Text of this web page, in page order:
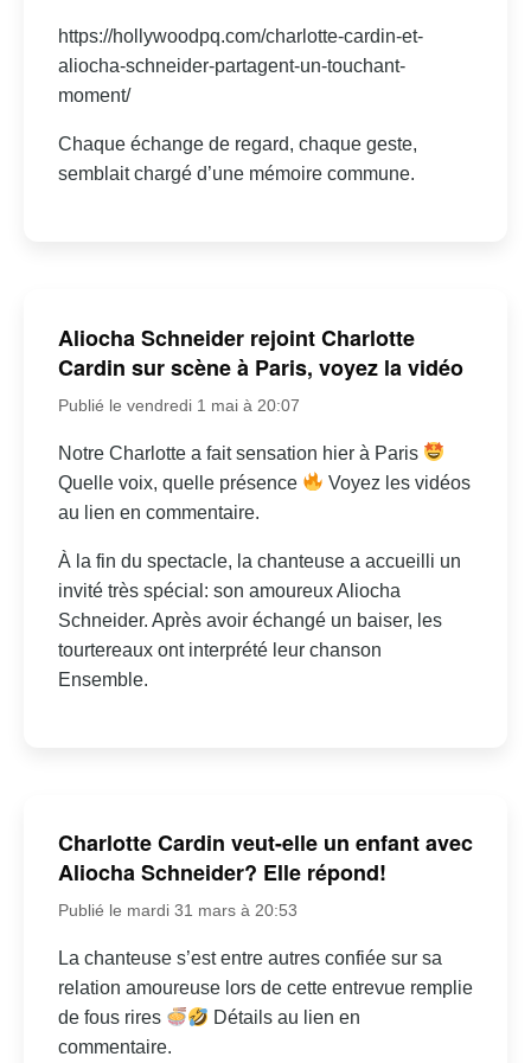
https://hollywoodpq.com/charlotte-cardin-et-
aliocha-schneider-partagent-un-touchant-
moment/
Chaque échange de regard, chaque geste,
semblait chargé d’une mémoire commune.
Aliocha Schneider rejoint Charlotte
Cardin sur scène à Paris, voyez la vidéo
Publié le vendredi 1 mai à 20:07
Notre Charlotte a fait sensation hier à Paris
Quelle voix, quelle présence
Voyez les vidéos
au lien en commentaire.
À la fin du spectacle, la chanteuse a accueilli un
invité très spécial: son amoureux Aliocha
Schneider. Après avoir échangé un baiser, les
tourtereaux ont interprété leur chanson
Ensemble.
Charlotte Cardin veut-elle un enfant avec
Aliocha Schneider? Elle répond!
Publié le mardi 31 mars à 20:53
La chanteuse s’est entre autres confiée sur sa
relation amoureuse lors de cette entrevue remplie
de fous rires
Détails au lien en
commentaire.